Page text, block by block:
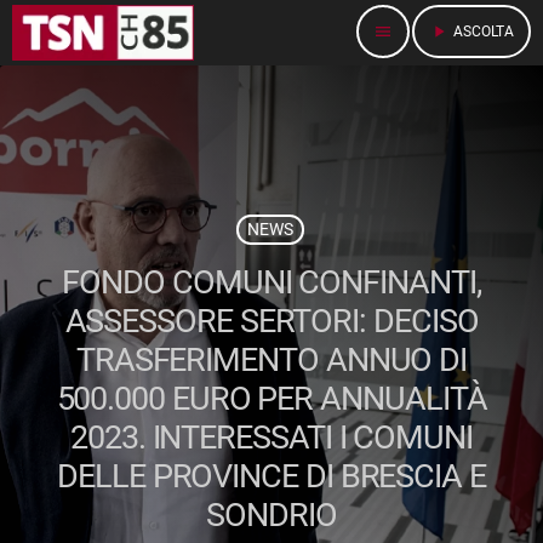
menu play_arrow ASCOLTA
NEWS
FONDO COMUNI CONFINANTI,
ASSESSORE SERTORI: DECISO
TRASFERIMENTO ANNUO DI
500.000 EURO PER ANNUALITÀ
2023. INTERESSATI I COMUNI
DELLE PROVINCE DI BRESCIA E
SONDRIO